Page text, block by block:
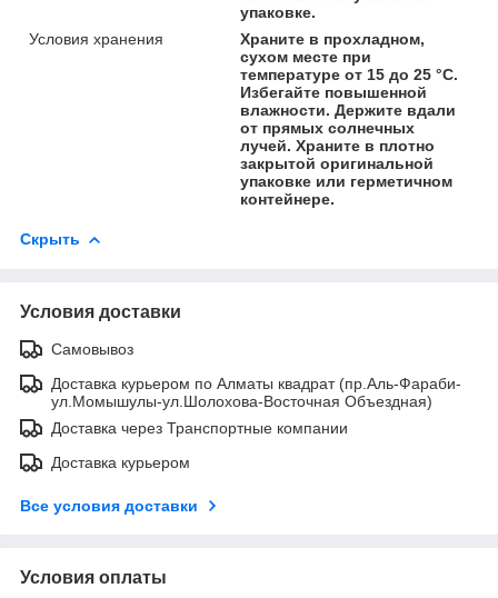
упаковке.
Условия хранения
Храните в прохладном,
сухом месте при
температуре от 15 до 25 °С.
Избегайте повышенной
влажности. Держите вдали
от прямых солнечных
лучей. Храните в плотно
закрытой оригинальной
упаковке или герметичном
контейнере.
Скрыть
Условия доставки
Самовывоз
Доставка курьером по Алматы квадрат (пр.Аль-Фараби-
ул.Момышулы-ул.Шолохова-Восточная Объездная)
Доставка через Транспортные компании
Доставка курьером
Все условия доставки
Условия оплаты